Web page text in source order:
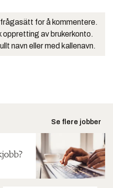
for å kommentere.
oppretting av brukerkonto.
navn eller med kallenavn.
Se flere jobber